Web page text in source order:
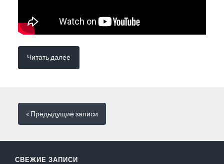
Читать далее
« Предыдущиезаписи
СВЕЖИЕ ЗАПИСИ